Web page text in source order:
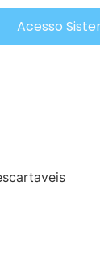
Acesso